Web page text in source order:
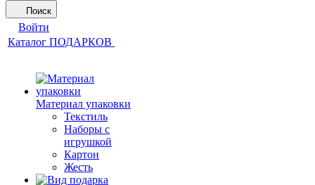
Поиск
Войти
Каталог ПОДАРКОВ
Материал упаковки
Текстиль
Наборы с
игрушкой
Картон
Жесть